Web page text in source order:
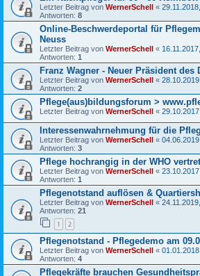
Letzter Beitrag von WernerSchell «
Antworten: 8
Online-Beschwerdeportal für
Neuss
Letzter Beitrag von WernerSchell «
Antworten: 1
Franz Wagner - Neuer Präsident des
Letzter Beitrag von WernerSchell «
Antworten: 2
Pflege(aus)bildungsforum >
Letzter Beitrag von WernerSchell «
Interessenwahrnehmung für die
Letzter Beitrag von WernerSchell «
Antworten: 3
Pflege hochrangig in der WHO
Letzter Beitrag von WernerSchell «
Antworten: 1
Pflegenotstand auflösen &
Letzter Beitrag von WernerSchell «
Antworten: 21
1 2
Pflegenotstand - Pflegedemo am
Letzter Beitrag von WernerSchell «
Antworten: 4
Pflegekräfte brauchen